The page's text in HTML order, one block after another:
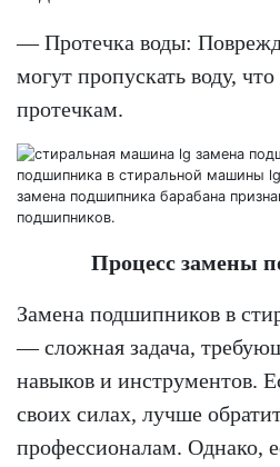
— Протечка воды:
могут пропускать воду,
протечкам.
Процесс замены
Замена подшипников в
— сложная задача,
навыков и инструментов.
своих силах, лучше
профессионалам. Однако,